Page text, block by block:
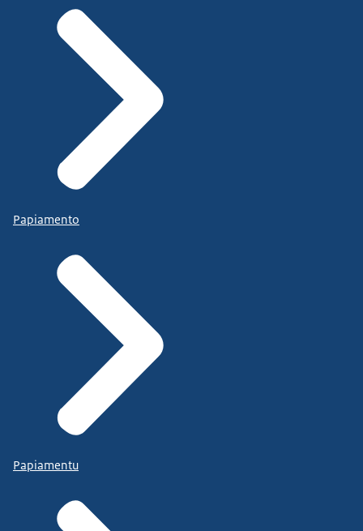
Papiamento
Papiamentu